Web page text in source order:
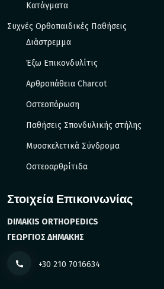
Κατάγματα
Συχνές Ορθοπαιδικές Παθήσεις
Διάστρεμμα
Έξω Eπικονδυλίτις
Αρθροπάθεια Charcot
Οστεοπόρωση
Παθήσεις Σπονδυλικής στήλης
Μυοσκελετικά Σύνδρομα
Οστεοαρθρίτιδα
Στοιχεία Επικοινωνίας
DIMAKIS ORTHOPEDICS
ΓΕΩΡΓΙΟΣ ΔΗΜΑΚΗΣ
+30 210 7016634